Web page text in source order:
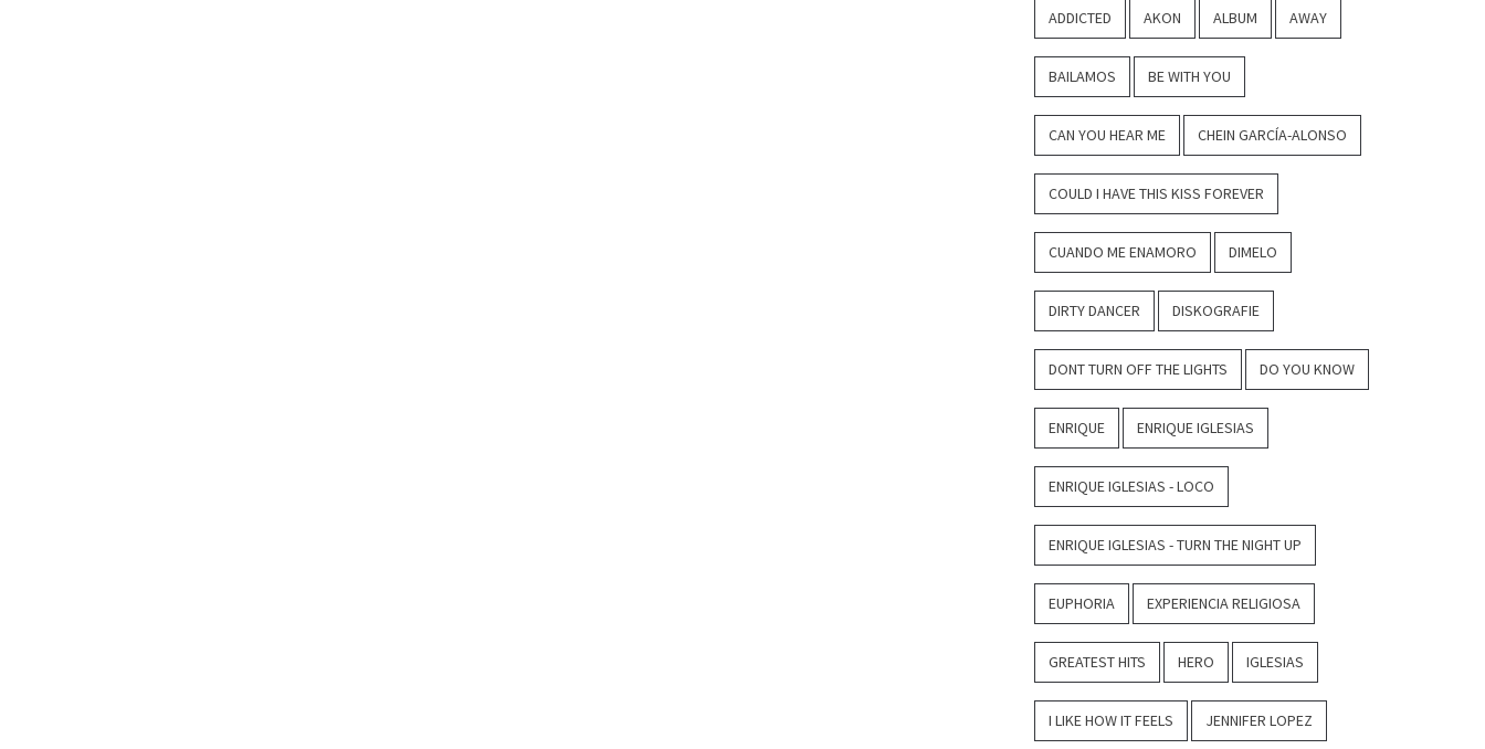
ADDICTED AKON ALBUM AWAY
BAILAMOS BE WITH YOU
CAN YOU HEAR ME CHEIN GARCÍA-ALONSO
COULD I HAVE THIS KISS FOREVER
CUANDO ME ENAMORO DIMELO
DIRTY DANCER DISKOGRAFIE
DONT TURN OFF THE LIGHTS DO YOU KNOW
ENRIQUE ENRIQUE IGLESIAS
ENRIQUE IGLESIAS - LOCO
ENRIQUE IGLESIAS - TURN THE NIGHT UP
EUPHORIA EXPERIENCIA RELIGIOSA
GREATEST HITS HERO IGLESIAS
I LIKE HOW IT FEELS JENNIFER LOPEZ